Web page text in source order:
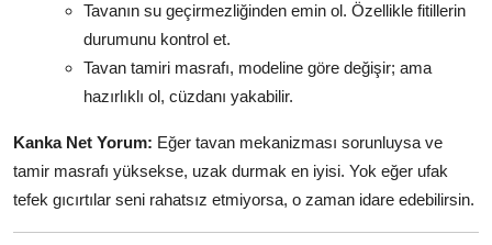
Tavanın su geçirmezliğinden emin ol. Özellikle fitillerin
durumunu kontrol et.
Tavan tamiri masrafı, modeline göre değişir; ama
hazırlıklı ol, cüzdanı yakabilir.
Kanka Net Yorum: Eğer tavan mekanizması sorunluysa ve
tamir masrafı yüksekse, uzak durmak en iyisi. Yok eğer ufak
tefek gıcırtılar seni rahatsız etmiyorsa, o zaman idare edebilirsin.